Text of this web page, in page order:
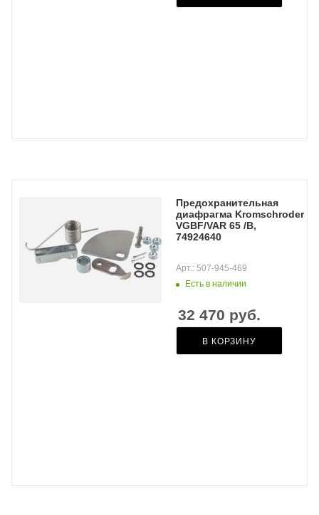
Предохранительная
диафрагма Kromschroder
VGBF/VAR 65 /B,
74924640
Есть в наличии
Арт.: 507-945-469
32 470 руб.
В КОРЗИНУ